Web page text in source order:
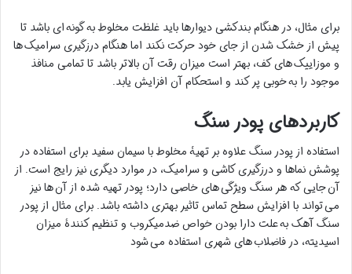
برای مثال، در هنگام بندکشی دیوارها باید غلظت مخلوط به گونه ای باشد تا
پیش از خشک شدن از جای خود حرکت نکند اما هنگام درزگیری سرامیک ها
و موزاییک های کف، بهتر است میزان رقت آن بالاتر باشد تا تمامی منافذ
موجود را به خوبی پر کند و استحکام آن افزایش یابد.
کاربردهای پودر سنگ
استفاده از پودر سنگ علاوه بر تهیۀ مخلوط با سیمان سفید برای استفاده در
پوشش نماها و درزگیری کاشی و سرامیک، در موارد دیگری نیز رایج است. از
آن جایی که هر سنگ ویژگی های خاصی دارد؛ پودر تهیه شده از آن ها نیز
می تواند با افزایش سطح تماس تاثیر بهتری داشته باشد. برای مثال از پودر
سنگ آهک به علت دارا بودن خواص ضدمیکروب و تنظیم کنندۀ میزان
اسیدیته، در فاضلاب های شهری استفاده می شود